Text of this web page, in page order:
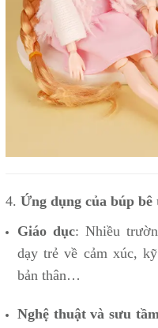
4. Ứng dụng của búp bê
Giáo dục: Nhiều
dạy trẻ về cảm xúc,
bản thân…
Nghệ thuật và sưu